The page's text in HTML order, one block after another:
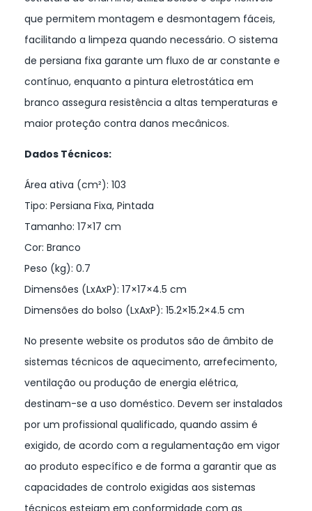
que permitem montagem e desmontagem fáceis,
facilitando a limpeza quando necessário. O sistema
de persiana fixa garante um fluxo de ar constante e
contínuo, enquanto a pintura eletrostática em
branco assegura resistência a altas temperaturas e
maior proteção contra danos mecânicos.
Dados Técnicos:
Área ativa (cm²): 103
Tipo: Persiana Fixa, Pintada
Tamanho: 17×17 cm
Cor: Branco
Peso (kg): 0.7
Dimensões (LxAxP): 17×17×4.5 cm
Dimensões do bolso (LxAxP): 15.2×15.2×4.5 cm
No presente website os produtos são de âmbito de
sistemas técnicos de aquecimento, arrefecimento,
ventilação ou produção de energia elétrica,
destinam-se a uso doméstico. Devem ser instalados
por um profissional qualificado, quando assim é
exigido, de acordo com a regulamentação em vigor
ao produto específico e de forma a garantir que as
capacidades de controlo exigidas aos sistemas
técnicos estejam em conformidade com as